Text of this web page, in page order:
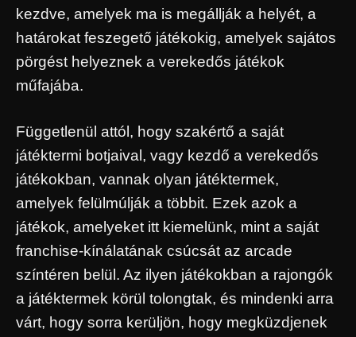
kezdve, amelyek ma is megállják a helyét, a
határokat feszegető játékokig, amelyek sajátos
pörgést helyeznek a verekedős játékok
műfajába.
Függetlenül attól, hogy szakértő a saját
játéktermi botjaival, vagy kezdő a verekedős
játékokban, vannak olyan játéktermek,
amelyek felülmúlják a többit. Ezek azok a
játékok, amelyeket itt kiemelünk, mint a saját
franchise-kínálatának csúcsát az arcade
színtéren belül. Az ilyen játékokban a rajongók
a játéktermek körül tolongtak, és mindenki arra
várt, hogy sorra kerüljön, hogy megküzdjenek